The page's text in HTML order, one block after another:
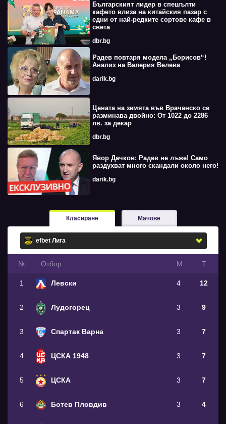
Българският лидер в спешълти
кафето влиза на китайския пазар с
едни от най-редките сортове кафе в
света
dbr.bg
Радев повтаря модела „Борисов“!
Анализ на Валерия Велева
darik.bg
Цената на земята във Врачанско се
разминава двойно: От 1022 до 2286
лв. за декар
dbr.bg
Явор Дачков: Радев не лъже! Само
раздухват много скандали около него!
darik.bg
Класиране Мачове
№ Oтбор М Т
1 Левски 4 12
2 Лудогорец 3 9
3 Спартак Варна 3 7
4 ЦСКА 1948 3 7
5 ЦСКА 3 7
6 Ботев Пловдив 3 4